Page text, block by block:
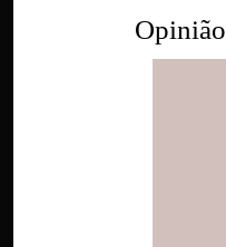
Opinião